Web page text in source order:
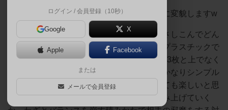
最初の段階からは予想もつかないような姿に変貌しますw
カードに空いてるスリットに他のカードをさしこんでどん
どん積み上げていくこのゲーム。カードはプラスチックで
できているので結構頑丈なんですが、2枚、3枚と上でなく
横に繋げるとかなりしなります！遊び方がかなりシンプル
なので誰でも楽しめますし、お酒が入ってても楽しいと思
います！みんなで協力してバランスよく積み上げていく
ログイン / 会員登録（10秒）
Google X
Apple Facebook
または
メールで会員登録